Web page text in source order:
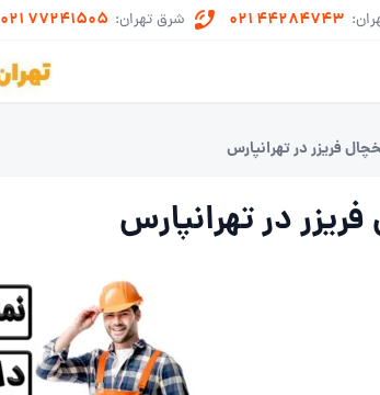
021 44284743 شرق تهران: 021 77241505
فریزر در تهرانپارس
در تهرانپارس